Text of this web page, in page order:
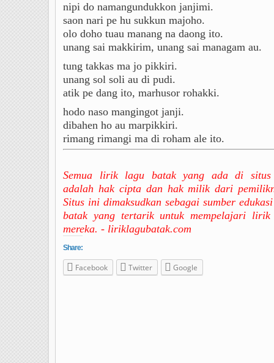
nipi do namangundukkon janjimi.
saon nari pe hu sukkun majoho.
olo doho tuau manang na daong ito.
unang sai makkirim, unang sai managam au.
tung takkas ma jo pikkiri.
unang sol soli au di pudi.
atik pe dang ito, marhusor rohakki.
hodo naso mangingot janji.
dibahen ho au marpikkiri.
rimang rimangi ma di roham ale ito.
Semua lirik lagu batak yang ada di situs
adalah hak cipta dan hak milik dari
Situs ini dimaksudkan sebagai sumber
batak yang tertarik untuk mempelajari
mereka. - liriklagubatak.com
Share:
Facebook Twitter Google